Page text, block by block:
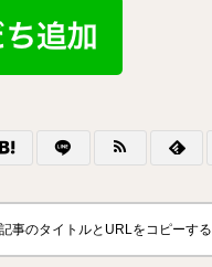
事のタイトルとURLをコピーする